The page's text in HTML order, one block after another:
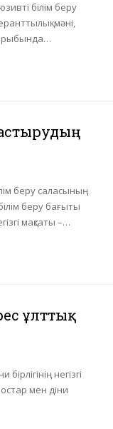
білім беру
мәні,
беру саласының
беру бағыты
мақсаты –…
ұлттық
негізгі
мен діни